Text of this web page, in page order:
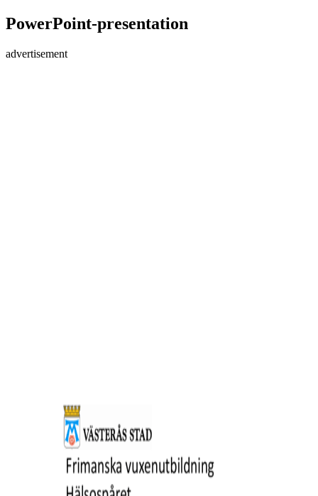
PowerPoint-presentation
advertisement